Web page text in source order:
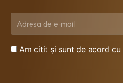
Am citit și sunt de acord cu